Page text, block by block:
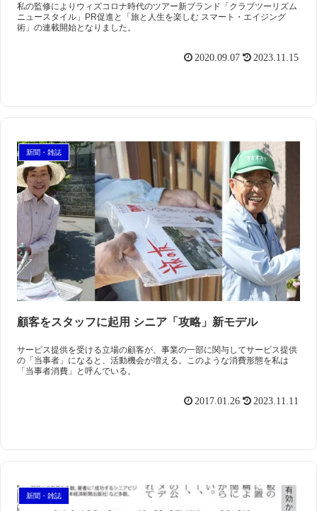
私の監修によりウィズコロナ時代のツアー新ブランド「クラブツーリズム
ニュースタイル」PR促進と「旅と人生を楽しむ スマート・エイジング
術」の連載開始となりました。
2020.09.07 2023.11.15
新聞・雑誌
顧客をスタッフに起用 シニア「攻略」新モデル
サービス提供を受ける立場の顧客が、事業の一部に関与してサービス提供
の「当事者」になると、活動機会が増える。このような消費形態を私は
「当事者消費」と呼んでいる。
2017.01.26 2023.11.11
新聞・雑誌